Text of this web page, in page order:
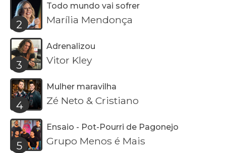
2
Todo mundo vai sofrer
Marília Mendonça
3
Adrenalizou
Vitor Kley
4
Mulher maravilha
Zé Neto & Cristiano
5
Ensaio - Pot-Pourri de Pagonejo
Grupo Menos é Mais